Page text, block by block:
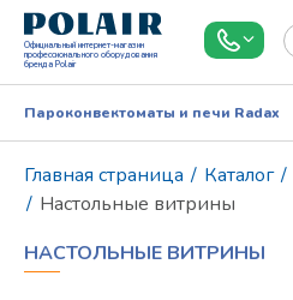
Официальный интернет-магазин
профессионального оборудования
бренда Polair
Пароконвектоматы и печи Radax
Главная страница / Каталог /
/ Настольные витрины
НАСТОЛЬНЫЕ ВИТРИНЫ